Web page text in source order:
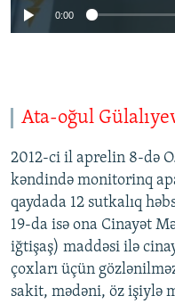
0:00
Ata-oğul
2012-ci il aprelin 8-də
kəndində monitorinq
qaydada 12 sutkalıq
19-da isə ona Cinayət
iğtişaş) maddəsi ilə
çoxları üçün
sakit, mədəni, öz işiylə